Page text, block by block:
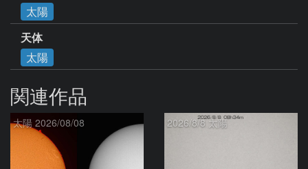
太陽
天体
太陽
関連作品
太陽 2026/08/08 2026/8/8 太陽